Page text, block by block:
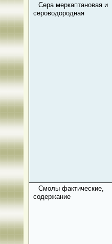
Сера меркаптановая и
сероводородная
Смолы фактические,
содержание